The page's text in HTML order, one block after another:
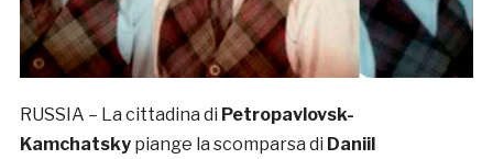
RUSSIA – La cittadina di Petropavlovsk-
Kamchatskypiange la scomparsa di Daniil